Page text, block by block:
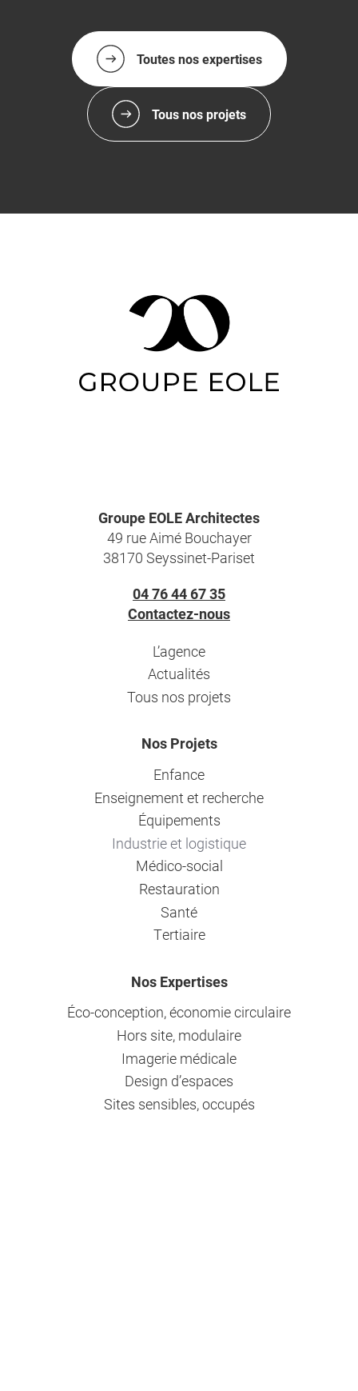
Toutes nos expertises
Tous nos projets
Groupe EOLE Architectes
49 rue Aimé Bouchayer
38170 Seyssinet-Pariset
04 76 44 67 35
Contactez-nous
L’agence
Actualités
Tous nos projets
Nos Projets
Enfance
Enseignement et recherche
Équipements
Industrie et logistique
Médico-social
Restauration
Santé
Tertiaire
Nos Expertises
Éco-conception, économie circulaire
Hors site, modulaire
Imagerie médicale
Design d’espaces
Sites sensibles, occupés